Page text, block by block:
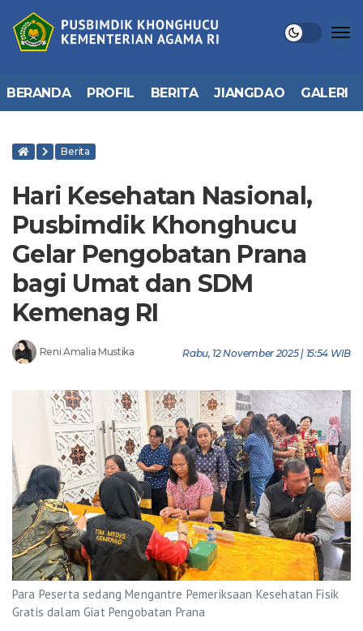
BERANDA PROFIL BERITA JIANGDAO GALERI
Berita
Hari Kesehatan Nasional,
Pusbimdik Khonghucu
Gelar Pengobatan Prana
bagi Umat dan SDM
Kemenag RI
Reni Amalia Mustika Rabu, 12 November 2025 | 15:54 WIB
Para Peserta sedang Mengantre Pemeriksaan Kesehatan Fisik
Gratis dalam Giat Pengobatan Prana